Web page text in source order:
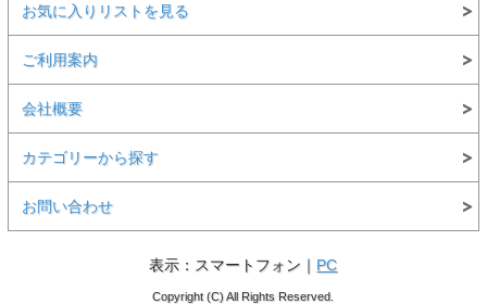
お気に入りリストを見る
ご利用案内
会社概要
カテゴリーから探す
お問い合わせ
表示：スマートフォン｜ PC
Copyright (C) All Rights Reserved.